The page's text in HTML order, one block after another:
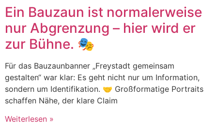
Ein Bauzaun ist normalerweise
nur Abgrenzung – hier wird er
zur Bühne. 🎭
Für das Bauzaunbanner „Freystadt gemeinsam
gestalten“ war klar: Es geht nicht nur um Information,
sondern um Identifikation. 🤝 Großformatige Portraits
schaffen Nähe, der klare Claim
Weiterlesen »